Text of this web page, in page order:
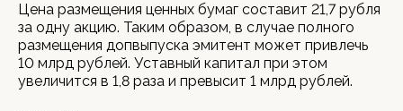
Цена размещения ценных бумаг составит 21,7 рубля
за одну акцию. Таким образом, в случае полного
размещения допвыпуска эмитент может привлечь
10 млрд рублей. Уставный капитал при этом
увеличится в 1,8 раза и превысит 1 млрд рублей.